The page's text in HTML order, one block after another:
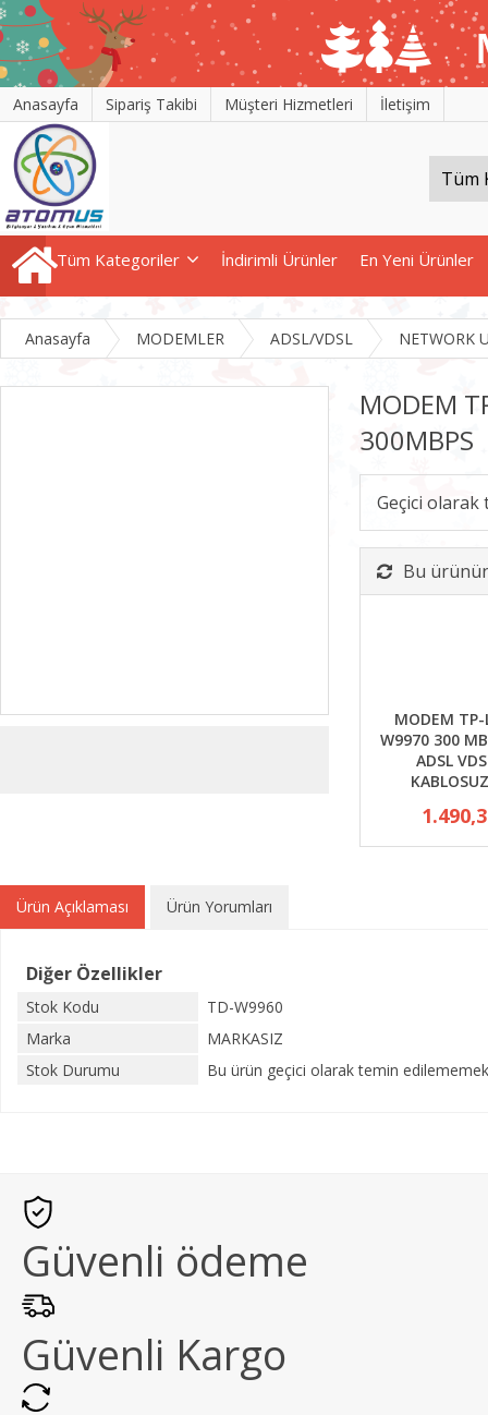
Anasayfa Sipariş Takibi Müşteri Hizmetleri İletişim
Tüm Kategoriler İndirimli Ürünler En Yeni Ürünler
Anasayfa MODEMLER ADSL/VDSL NETWORK
MODEM
300MBPS
Geçici
Bu
MODEM
W9970 300
ADSL
Ürün Açıklaması Ürün Yorumları
Diğer Özellikler
Stok Kodu
TD-W9960
Marka
MARKASIZ
Stok Durumu
Bu ürün geçici olarak temin
Güvenli ödeme
Güvenli Kargo